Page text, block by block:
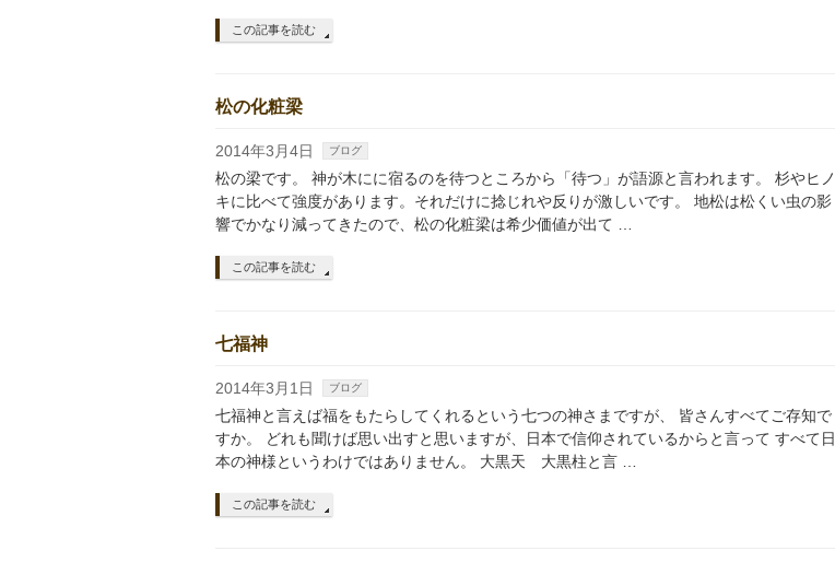
この記事を読む
松の化粧梁
2014年3月4日 ブログ
松の梁です。 神が木にに宿るのを待つところから「待つ」が語源と言われます。 杉やヒノ
キに比べて強度があります。それだけに捻じれや反りが激しいです。 地松は松くい虫の影
響でかなり減ってきたので、松の化粧梁は希少価値が出て …
この記事を読む
七福神
2014年3月1日 ブログ
七福神と言えば福をもたらしてくれるという七つの神さまですが、 皆さんすべてご存知で
すか。 どれも聞けば思い出すと思いますが、日本で信仰されているからと言って すべて日
本の神様というわけではありません。 大黒天 大黒柱と言 …
この記事を読む